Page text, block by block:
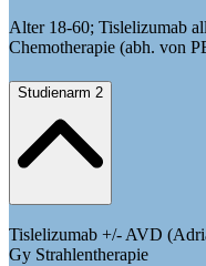
Alter 18-60; Tislelizumab
Chemotherapie (abh. von
Studienarm 2
Tislelizumab +/- AVD
Gy Strahlentherapie